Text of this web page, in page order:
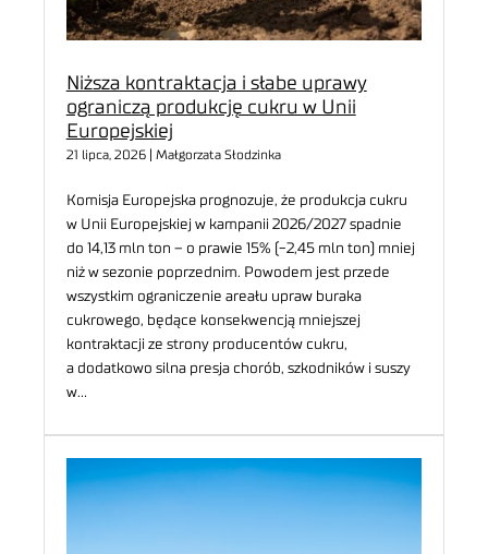
Niższa kontraktacja i słabe uprawy
ograniczą produkcję cukru w Unii
Europejskiej
21 lipca, 2026 | Małgorzata Słodzinka
Komisja Europejska prognozuje, że produkcja cukru
w Unii Europejskiej w kampanii 2026/2027 spadnie
do 14,13 mln ton – o prawie 15% (-2,45 mln ton) mniej
niż w sezonie poprzednim. Powodem jest przede
wszystkim ograniczenie areału upraw buraka
cukrowego, będące konsekwencją mniejszej
kontraktacji ze strony producentów cukru,
a dodatkowo silna presja chorób, szkodników i suszy
w…